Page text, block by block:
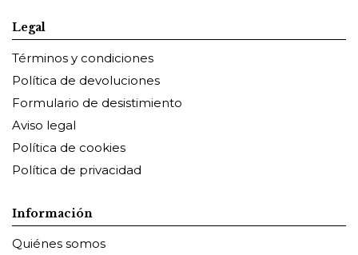
Legal
Términos y condiciones
Política de devoluciones
Formulario de desistimiento
Aviso legal
Política de cookies
Política de privacidad
Información
Quiénes somos